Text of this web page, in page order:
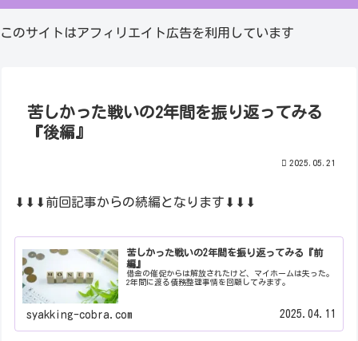
このサイトはアフィリエイト広告を利用しています
苦しかった戦いの2年間を振り返ってみる
『後編』
2025.05.21
⬇⬇⬇前回記事からの続編となります⬇⬇⬇
苦しかった戦いの2年間を振り返ってみる『前
編』
借金の催促からは解放されたけど、マイホームは失った。
2年間に渡る債務整理事情を回顧してみます。
syakking-cobra.com 2025.04.11